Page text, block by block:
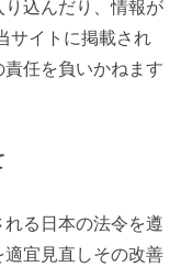
込んだり、情報が
サイトに掲載され
任を負いかねます
る日本の法令を遵
宜見直しその改善